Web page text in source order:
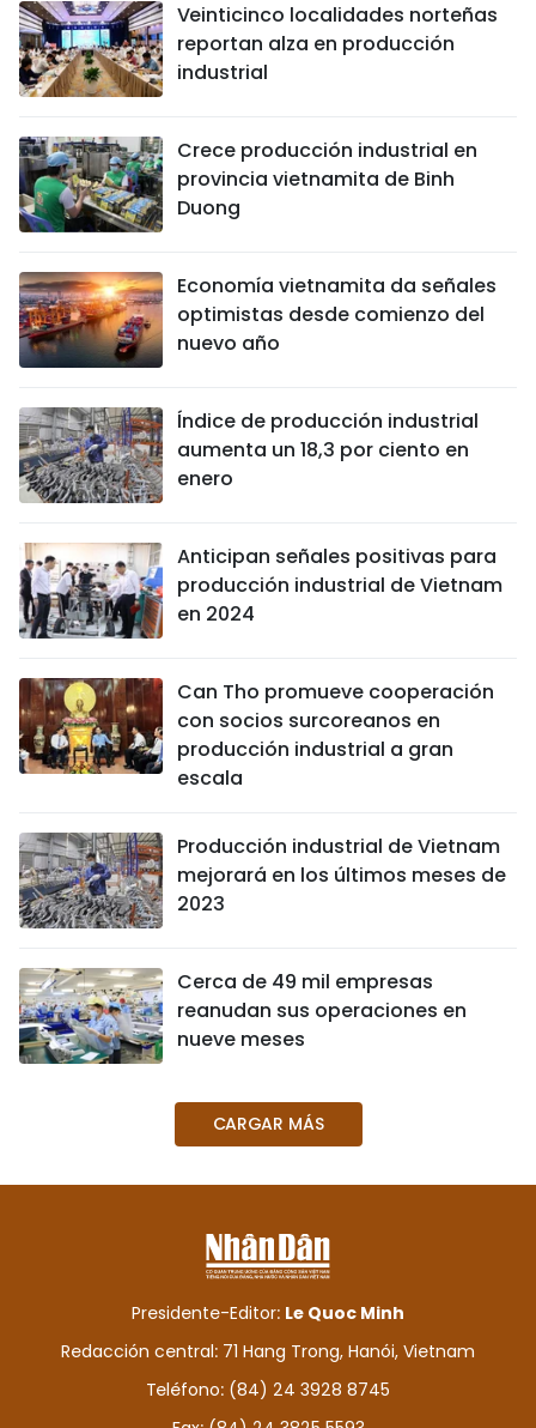
Veinticinco localidades norteñas
reportan alza en producción
industrial
Crece producción industrial en
provincia vietnamita de Binh
Duong
Economía vietnamita da señales
optimistas desde comienzo del
nuevo año
Índice de producción industrial
aumenta un 18,3 por ciento en
enero
Anticipan señales positivas para
producción industrial de Vietnam
en 2024
Can Tho promueve cooperación
con socios surcoreanos en
producción industrial a gran
escala
Producción industrial de Vietnam
mejorará en los últimos meses de
2023
Cerca de 49 mil empresas
reanudan sus operaciones en
nueve meses
CARGAR MÁS
Presidente-Editor: Le Quoc Minh
Redacción central: 71 Hang Trong, Hanói, Vietnam
Teléfono: (84) 24 3928 8745